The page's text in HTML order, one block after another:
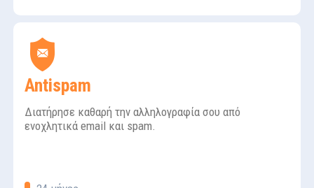
Antispam
Διατήρησε καθαρή την αλληλογραφία σου από
ενοχλητικά email και spam.